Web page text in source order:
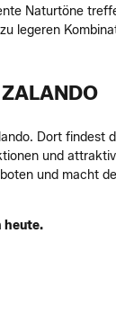
Naturtöne
legeren
Dort findest
und
und macht
heute.